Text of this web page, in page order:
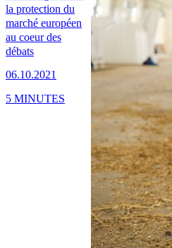
la protection du
marché européen
au coeur des
débats
06.10.2021
5 MINUTES